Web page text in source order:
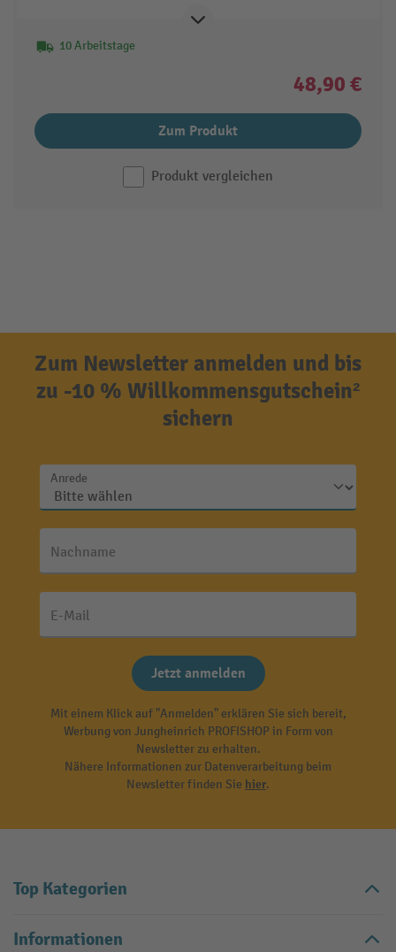
10 Arbeitstage
48,90 €
Zum Produkt
Produkt vergleichen
Zum Newsletter anmelden und bis
zu -10 % Willkommensgutschein²
sichern
Anrede
Nachname
E-Mail
Jetzt anmelden
Mit einem Klick auf "Anmelden" erklären Sie sich bereit,
Werbung von Jungheinrich PROFISHOP in Form von
Newsletter zu erhalten.
Nähere Informationen zur Datenverarbeitung beim
Newsletter finden Sie hier.
Top Kategorien
Informationen